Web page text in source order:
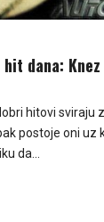
hit dana:
hitovi sviraju
postoje oni uz
da...